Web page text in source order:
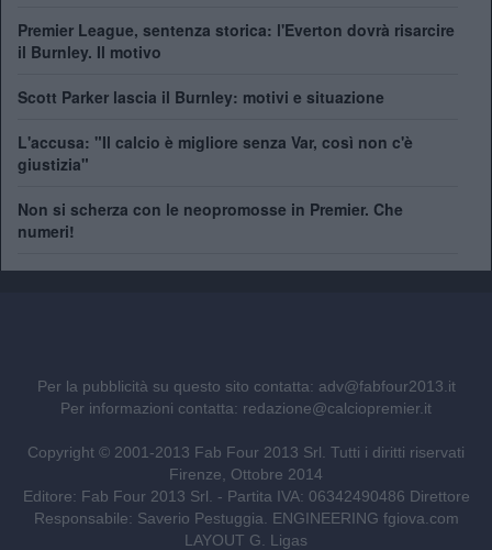
Premier League, sentenza storica: l'Everton dovrà risarcire
il Burnley. Il motivo
Scott Parker lascia il Burnley: motivi e situazione
L'accusa: "Il calcio è migliore senza Var, così non c'è
giustizia"
Non si scherza con le neopromosse in Premier. Che
numeri!
Per la pubblicità su questo sito contatta: adv@fabfour2013.it
Per informazioni contatta: redazione@calciopremier.it
Copyright © 2001-2013 Fab Four 2013 Srl. Tutti i diritti riservati
Firenze, Ottobre 2014
Editore: Fab Four 2013 Srl. - Partita IVA: 06342490486 Direttore
Responsabile: Saverio Pestuggia. ENGINEERING fgiova.com
LAYOUT G. Ligas